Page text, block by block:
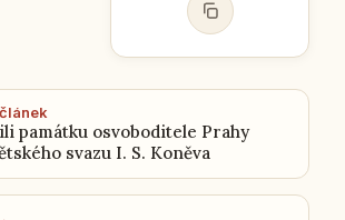
památku osvoboditele Prahy
svazu I. S. Koněva